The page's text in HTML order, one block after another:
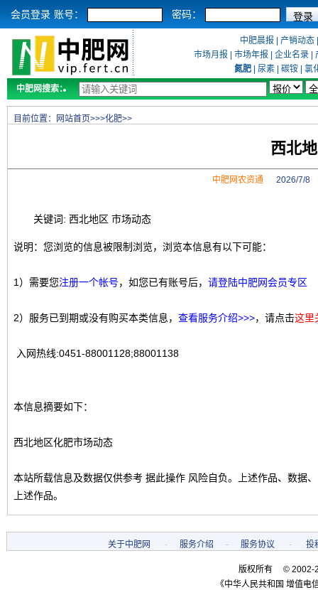
会员登录 账号： 密码：
中肥晨报 产销动态
市场月报
市场年报 企业名录
氮肥
尿素 碳铵
氯
中肥网搜索：
目前位置： 网站首页>>>化肥>>
西北
中肥网农资通2026/7/8
关键词: 西北地区 市场动态
说明：您浏览的信息被限制浏览，浏览本信息有以下可能：
1）需要您注册一个帐号，如您已有账号后， 请登陆中肥网会员专区
2）服务已到期或没有购买本类信息， 查看服务介绍>>>，请点击这里
入网热线:0451-88001128;88001138
本信息摘要如下：
西北地区化肥市场动态
本站所载信息及数据仅供参考 据此操作 风险自负。上述作品、数据
上述作品。
关于中肥网 - 服务介绍 - 服务协议 - 投
版权所有 © 2002-
《中华人民共和国 增值电